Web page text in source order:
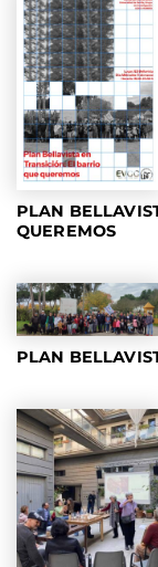
PLAN
QUEREMOS
PLAN